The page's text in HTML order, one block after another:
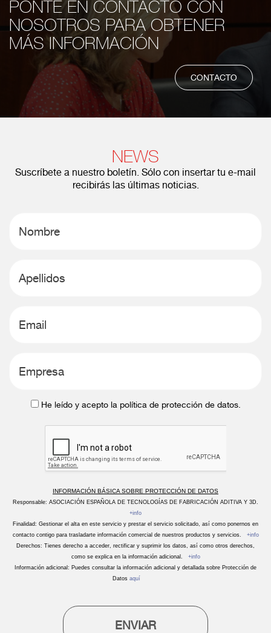
PONTE EN CONTACTO CON
NOSOTROS PARA OBTENER
MÁS INFORMACIÓN
CONTACTO
NEWS
Suscríbete a nuestro boletín. Sólo con insertar tu e-mail
recibirás las últimas noticias.
He leído y acepto la política de protección de datos.
INFORMACIÓN BÁSICA SOBRE PROTECCIÓN DE DATOS
Responsable: ASOCIACIÓN ESPAÑOLA DE TECNOLOGÍAS DE FABRICACIÓN ADITIVA Y 3D.
+info
Finalidad: Gestionar el alta en este servicio y prestar el servicio solicitado, así como ponernos en
contacto contigo para trasladarte información comercial de nuestros productos y servicios. +info
Derechos: Tienes derecho a acceder, rectificar y suprimir los datos, así como otros derechos,
como se explica en la información adicional. +info
Información adicional: Puedes consultar la información adicional y detallada sobre Protección de
Datos aquí
ENVIAR